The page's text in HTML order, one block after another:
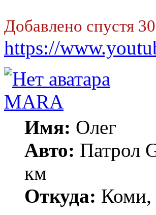
Добавлено спустя
https://
MARA
Имя: Олег
Авто: Патрол
км
Откуда: Коми,